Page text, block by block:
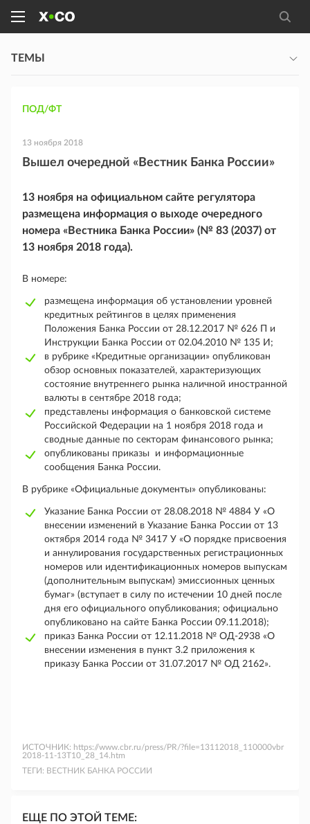
ТЕМЫ
ПОД/ФТ
13 ноября 2018
Вышел очередной «Вестник Банка России»
13 ноября на официальном сайте регулятора
размещена информация о выходе очередного
номера «Вестника Банка России» (№ 83 (2037) от
13 ноября 2018 года).
В номере:
размещена информация об установлении уровней
кредитных рейтингов в целях применения
Положения Банка России от 28.12.2017 № 626 П и
Инструкции Банка России от 02.04.2010 № 135 И;
в рубрике «Кредитные организации» опубликован
обзор основных показателей, характеризующих
состояние внутреннего рынка наличной иностранной
валюты в сентябре 2018 года;
представлены информация о банковской системе
Российской Федерации на 1 ноября 2018 года и
сводные данные по секторам финансового рынка;
опубликованы приказы и информационные
сообщения Банка России.
В рубрике «Официальные документы» опубликованы:
Указание Банка России от 28.08.2018 № 4884 У «О
внесении изменений в Указание Банка России от 13
октября 2014 года № 3417 У «О порядке присвоения
и аннулирования государственных регистрационных
номеров или идентификационных номеров выпускам
(дополнительным выпускам) эмиссионных ценных
бумаг» (вступает в силу по истечении 10 дней после
дня его официального опубликования; официально
опубликовано на сайте Банка России 09.11.2018);
приказ Банка России от 12.11.2018 № ОД-2938 «О
внесении изменения в пункт 3.2 приложения к
приказу Банка России от 31.07.2017 № ОД 2162».
ИСТОЧНИК: https://www.cbr.ru/press/PR/?file=13112018_110000vbr
2018-11-13T10_28_14.htm
ТЕГИ: ВЕСТНИК БАНКА РОССИИ
ЕЩЕ ПО ЭТОЙ ТЕМЕ: